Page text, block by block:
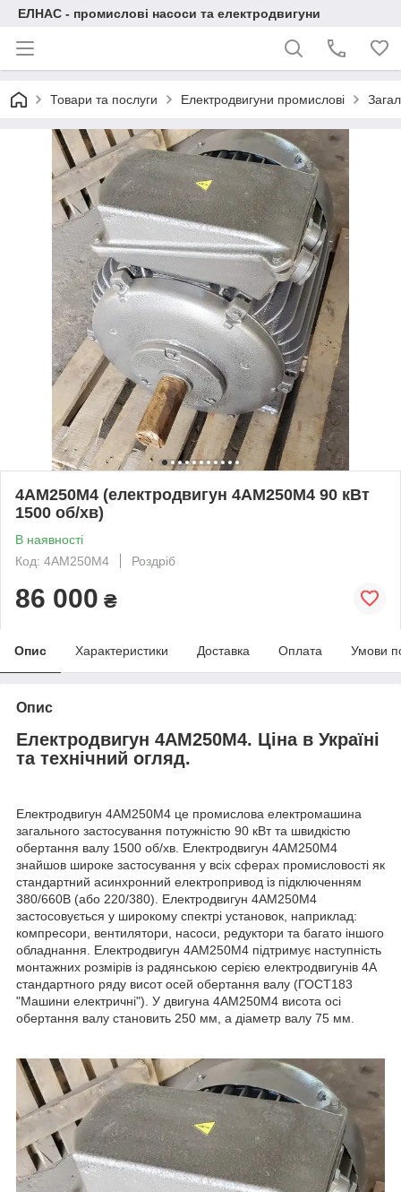
ЕЛНАС - промислові насоси та електродвигуни
Товари та послуги Електродвигуни промислові
4АМ250М4 (електродвигун 4АМ250М4 90 кВт
1500 об/хв)
В наявності
Код: 4АМ250М4
Роздріб
86 000 ₴
Опис Характеристики Доставка Оплата Умови
Опис
Електродвигун 4АМ250М4. Ціна в Україні
та технічний огляд.
Електродвигун 4АМ250М4 це промислова електромашина
загального застосування потужністю 90 кВт та швидкістю
обертання валу 1500 об/хв. Електродвигун 4АМ250М4
знайшов широке застосування у всіх сферах промисловості як
стандартний асинхронний електропривод із підключенням
380/660В (або 220/380). Електродвигун 4АМ250М4
застосовується у широкому спектрі установок, наприклад:
компресори, вентилятори, насоси, редуктори та багато іншого
обладнання. Електродвигун 4АМ250М4 підтримує наступність
монтажних розмірів із радянською серією електродвигунів 4А
стандартного ряду висот осей обертання валу (ГОСТ183
"Машини електричні"). У двигуна 4АМ250М4 висота осі
обертання валу становить 250 мм, а діаметр валу 75 мм.